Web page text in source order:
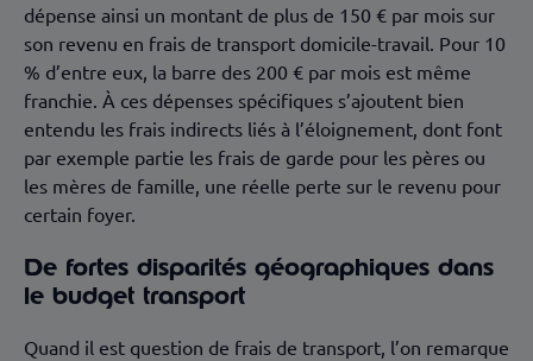
dépense ainsi un montant de plus de 150 € par mois sur
son revenu en frais de transport domicile-travail. Pour 10
% d’entre eux, la barre des 200 € par mois est même
franchie. À ces dépenses spécifiques s’ajoutent bien
entendu les frais indirects liés à l’éloignement, dont font
par exemple partie les frais de garde pour les pères ou
les mères de famille, une réelle perte sur le revenu pour
certain foyer.
De fortes disparités géographiques dans
le budget transport
Quand il est question de frais de transport, l’on remarque